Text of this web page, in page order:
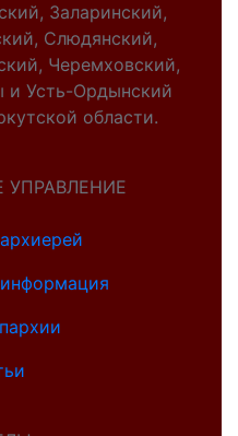
Заларинский,
Слюдянский,
Черемховский,
и Усть-Ордынский
области.
УПРАВЛЕНИЕ